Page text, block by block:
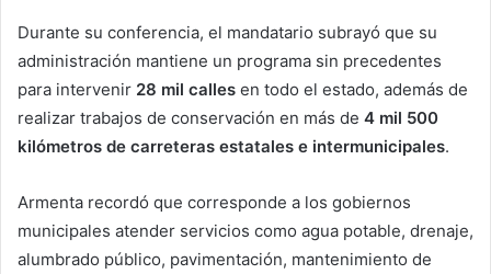
Durante su conferencia, el mandatario subrayó que su
administración mantiene un programa sin precedentes
para intervenir 28 mil calles en todo el estado, además de
realizar trabajos de conservación en más de 4 mil 500
kilómetros de carreteras estatales e intermunicipales.
Armenta recordó que corresponde a los gobiernos
municipales atender servicios como agua potable, drenaje,
alumbrado público, pavimentación, mantenimiento de